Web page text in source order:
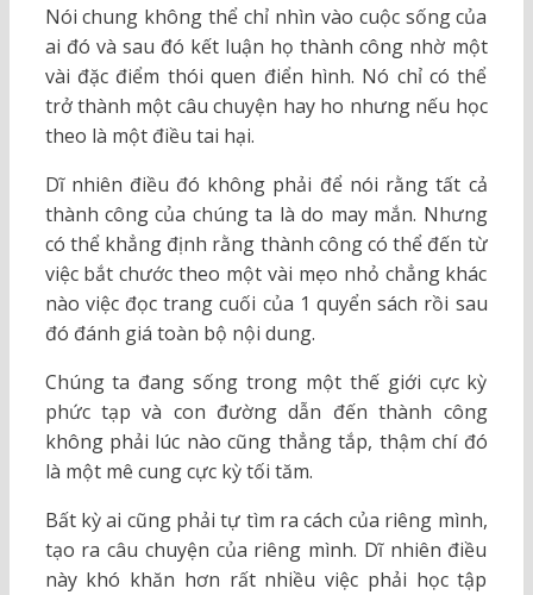
Nói chung không thể chỉ nhìn vào cuộc sống của
ai đó và sau đó kết luận họ thành công nhờ một
vài đặc điểm thói quen điển hình. Nó chỉ có thể
trở thành một câu chuyện hay ho nhưng nếu học
theo là một điều tai hại.
Dĩ nhiên điều đó không phải để nói rằng tất cả
thành công của chúng ta là do may mắn. Nhưng
có thể khẳng định rằng thành công có thể đến từ
việc bắt chước theo một vài mẹo nhỏ chẳng khác
nào việc đọc trang cuối của 1 quyển sách rồi sau
đó đánh giá toàn bộ nội dung.
Chúng ta đang sống trong một thế giới cực kỳ
phức tạp và con đường dẫn đến thành công
không phải lúc nào cũng thẳng tắp, thậm chí đó
là một mê cung cực kỳ tối tăm.
Bất kỳ ai cũng phải tự tìm ra cách của riêng mình,
tạo ra câu chuyện của riêng mình. Dĩ nhiên điều
này khó khăn hơn rất nhiều việc phải học tập